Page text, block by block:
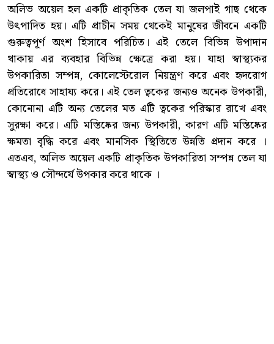
অলিভ অয়েল হল একটি প্রাকৃতিক তেল যা জলপাই গাছ থেকে
উৎপাদিত হয়। এটি প্রাচীন সময় থেকেই মানুষের জীবনে একটি
গুরুত্বপূর্ণ অংশ হিসাবে পরিচিত। এই তেলে বিভিন্ন উপাদান
থাকায় এর ব্যবহার বিভিন্ন ক্ষেত্রে করা হয়। যাহা স্বাস্থ্যকর
উপকারিতা সম্পন্ন, কোলেস্টেরোল নিয়ন্ত্রণ করে এবং হৃদরোগ
প্রতিরোধে সাহায্য করে। এই তেল ত্বকের জন্যও অনেক উপকারী,
কোনোনা এটি অন্য তেলের মত এটি ত্বকের পরিস্কার রাখে এবং
সুরক্ষা করে। এটি মস্তিষ্কের জন্য উপকারী, কারণ এটি মস্তিষ্কের
ক্ষমতা বৃদ্ধি করে এবং মানসিক স্থিতিতে উন্নতি প্রদান করে ।
এতএব, অলিভ অয়েল একটি প্রাকৃতিক উপকারিতা সম্পন্ন তেল যা
স্বাস্থ্য ও সৌন্দর্যে উপকার করে থাকে ।